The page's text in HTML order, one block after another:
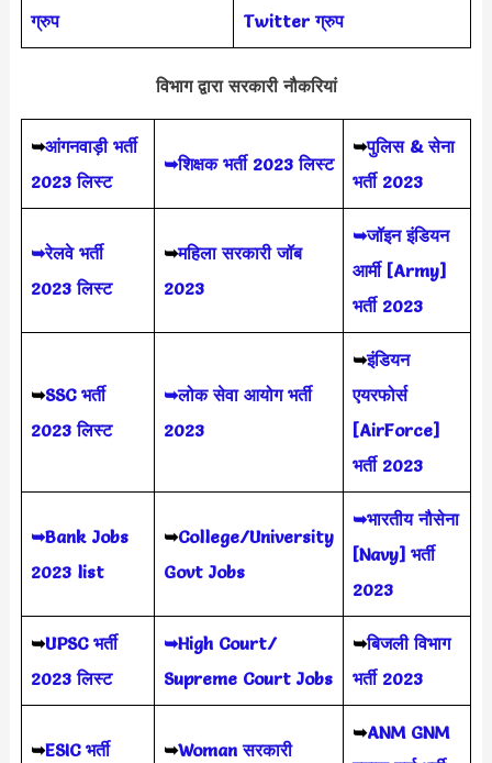
ग्रुप
Twitter ग्रुप
विभाग द्वारा सरकारी नौकरियां
➥आंगनवाड़ी भर्ती
2023 लिस्ट
➥शिक्षक भर्ती 2023 लिस्ट
➥पुलिस & सेना
भर्ती 2023
➥रेलवे भर्ती
2023 लिस्ट
➥महिला सरकारी जॉब
2023
➥जॉइन इंडियन
आर्मी [Army]
भर्ती 2023
➥SSC भर्ती
2023 लिस्ट
➥लोक सेवा आयोग भर्ती
2023
➥इंडियन
एयरफोर्स
[AirForce]
भर्ती 2023
➥Bank Jobs
2023 list
➥College/University
Govt Jobs
➥भारतीय नौसेना
[Navy] भर्ती
2023
➥UPSC भर्ती
2023 लिस्ट
➥High Court/
Supreme Court Jobs
➥बिजली विभाग
भर्ती 2023
➥ESIC भर्ती
➥Woman सरकारी
➥ANM GNM